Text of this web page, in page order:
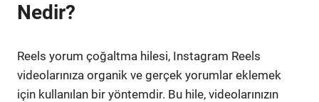
Nedir?
Reels yorum çoğaltma hilesi, Instagram Reels
videolarınıza organik ve gerçek yorumlar eklemek
için kullanılan bir yöntemdir. Bu hile, videolarınızın